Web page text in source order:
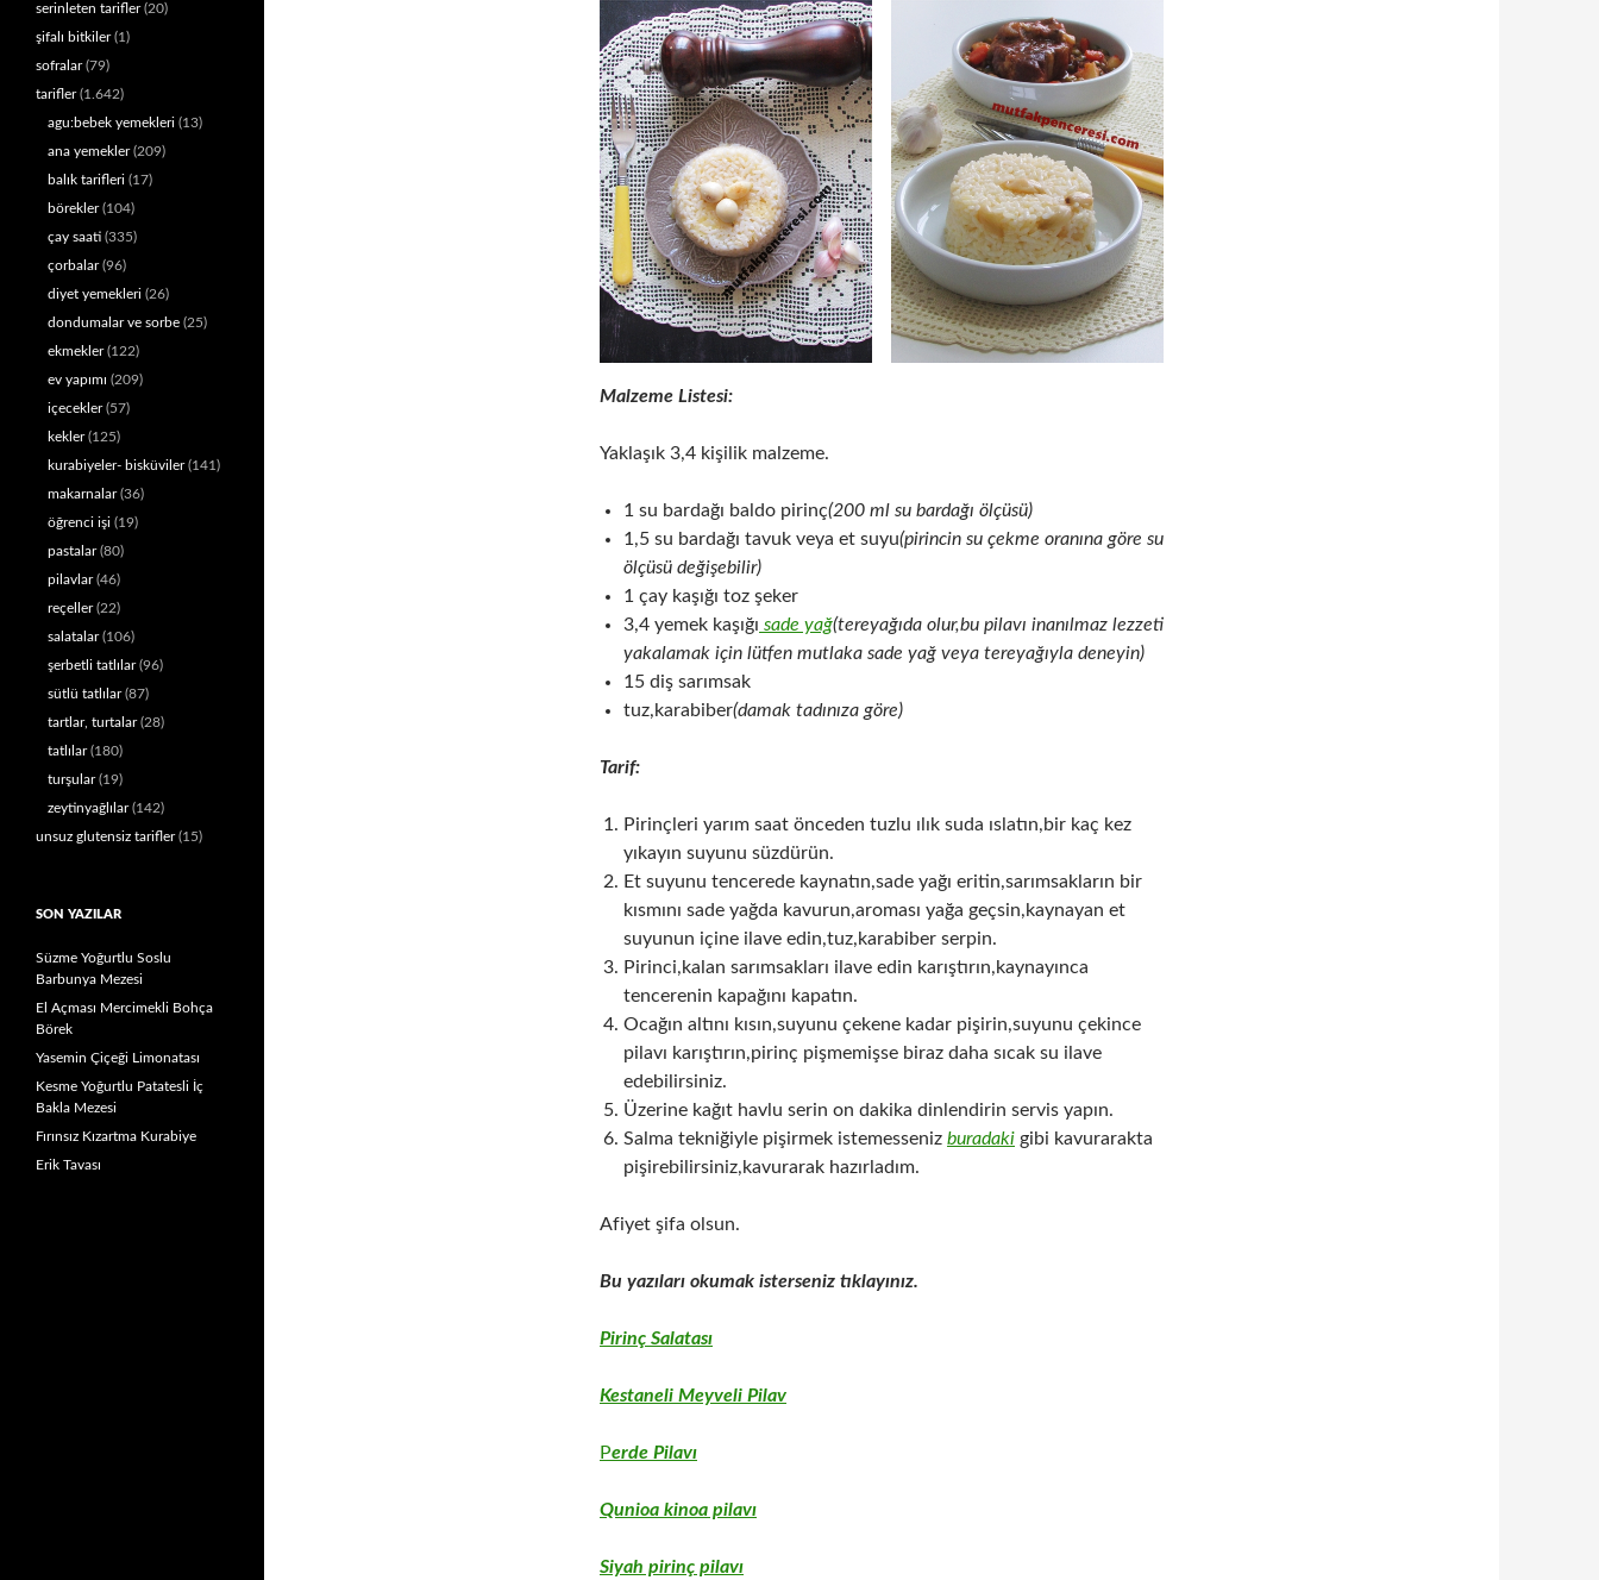
Malzeme Listesi:
Yaklaşık 3,4 kişilik malzeme.
1 su bardağı baldo pirinç(200 ml su bardağı ölçüsü)
1,5 su bardağı tavuk veya et suyu(pirincin su çekme oranına göre su
ölçüsü değişebilir)
1 çay kaşığı toz şeker
3,4 yemek kaşığı sade yağ(tereyağıda olur,bu pilavı inanılmaz lezzeti
yakalamak için lütfen mutlaka sade yağ veya tereyağıyla deneyin)
15 diş sarımsak
tuz,karabiber(damak tadınıza göre)
Tarif:
Pirinçleri yarım saat önceden tuzlu ılık suda ıslatın,bir kaç kez
yıkayın suyunu süzdürün.
Et suyunu tencerede kaynatın,sade yağı eritin,sarımsakların bir
kısmını sade yağda kavurun,aroması yağa geçsin,kaynayan et
suyunun içine ilave edin,tuz,karabiber serpin.
Pirinci,kalan sarımsakları ilave edin karıştırın,kaynayınca
tencerenin kapağını kapatın.
Ocağın altını kısın,suyunu çekene kadar pişirin,suyunu çekince
pilavı karıştırın,pirinç pişmemişse biraz daha sıcak su ilave
edebilirsiniz.
Üzerine kağıt havlu serin on dakika dinlendirin servis yapın.
Salma tekniğiyle pişirmek istemesseniz buradaki gibi kavurarakta
pişirebilirsiniz,kavurarak hazırladım.
Afiyet şifa olsun.
Bu yazıları okumak isterseniz tıklayınız.
Pirinç Salatası
Kestaneli Meyveli Pilav
Perde Pilavı
Qunioa kinoa pilavı
Siyah pirinç pilavı
serinleten tarifler(20)
şifalı bitkiler(1)
sofralar(79)
tarifler(1.642)
agu:bebek yemekleri (13)
ana yemekler(209)
balık tarifleri (17)
börekler(104)
çay saati (335)
çorbalar(96)
diyet yemekleri (26)
dondumalar ve sorbe (25)
ekmekler(122)
ev yapımı (209)
içecekler(57)
kekler(125)
kurabiyeler- bisküviler(141)
makarnalar(36)
öğrenci işi (19)
pastalar(80)
pilavlar(46)
reçeller(22)
salatalar(106)
şerbetli tatlılar(96)
sütlü tatlılar(87)
tartlar, turtalar(28)
tatlılar(180)
turşular(19)
zeytinyağlılar(142)
unsuz glutensiz tarifler(15)
SON YAZILAR
Süzme Yoğurtlu Soslu
Barbunya Mezesi
El Açması Mercimekli Bohça
Börek
Yasemin Çiçeği Limonatası
Kesme Yoğurtlu Patatesli İç
Bakla Mezesi
Fırınsız Kızartma Kurabiye
Erik Tavası